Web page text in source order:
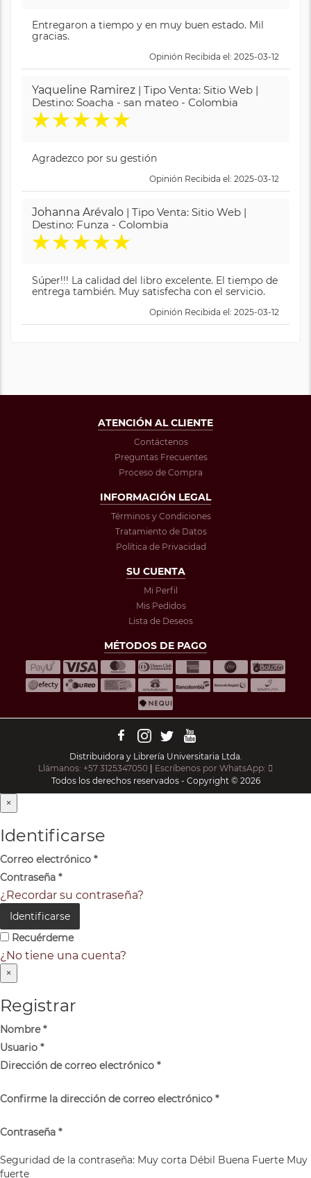
Entregaron a tiempo y en muy buen estado. Mil
gracias.
Opinión Recibida el: 2025-03-12
Yaqueline Ramirez | Tipo Venta: Sitio Web |
Destino: Soacha - san mateo - Colombia
★★★★★
Agradezco por su gestión
Opinión Recibida el: 2025-03-12
Johanna Arévalo | Tipo Venta: Sitio Web |
Destino: Funza - Colombia
★★★★★
Súper!!! La calidad del libro excelente. El tiempo de
entrega también. Muy satisfecha con el servicio.
Opinión Recibida el: 2025-03-12
ATENCIÓN AL CLIENTE
Contáctenos
Preguntas Frecuentes
Proceso de Compra
INFORMACIÓN LEGAL
Términos y Condiciones
Tratamiento de Datos
Política de Privacidad
SU CUENTA
Mi Perfil
Mis Pedidos
Lista de Deseos
MÉTODOS DE PAGO
Distribuidora y Librería Universitaria Ltda.
Llámanos: +57 3125347050
Escríbenos por WhatsApp:
Todos los derechos reservados - Copyright © 2026
×
Identificarse
Correo electrónico *
Contraseña *
¿Recordar su contraseña?
Identificarse
Recuérdeme
¿No tiene una cuenta?
×
Registrar
Nombre*
Usuario *
Dirección de correo electrónico *
Confirme la dirección de correo electrónico *
Contraseña *
Seguridad de la contraseña: Muy corta Débil Buena Fuerte Muy
fuerte